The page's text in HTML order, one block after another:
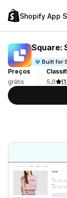
Shopify App
Square:
Built for
Preços
grátis
5,0